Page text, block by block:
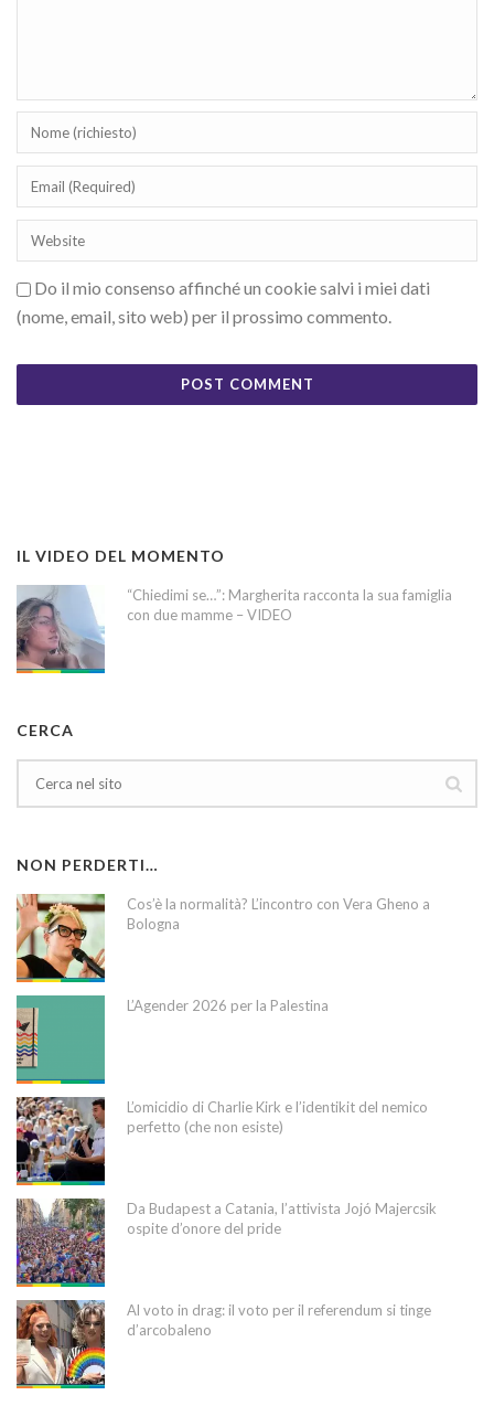
Do il mio consenso affinché un cookie salvi i miei dati
(nome, email, sito web) per il prossimo commento.
IL VIDEO DEL MOMENTO
“Chiedimi se…”: Margherita racconta la sua famiglia
con due mamme – VIDEO
CERCA
NON PERDERTI…
Cos’è la normalità? L’incontro con Vera Gheno a
Bologna
L’Agender 2026 per la Palestina
L’omicidio di Charlie Kirk e l’identikit del nemico
perfetto (che non esiste)
Da Budapest a Catania, l’attivista Jojó Majercsik
ospite d’onore del pride
Al voto in drag: il voto per il referendum si tinge
d’arcobaleno